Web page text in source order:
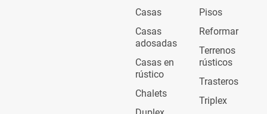
Casas
Casas
adosadas
Casas en
rústico
Chalets
Pisos
Reformar
Terrenos
rústicos
Trasteros
Triplex